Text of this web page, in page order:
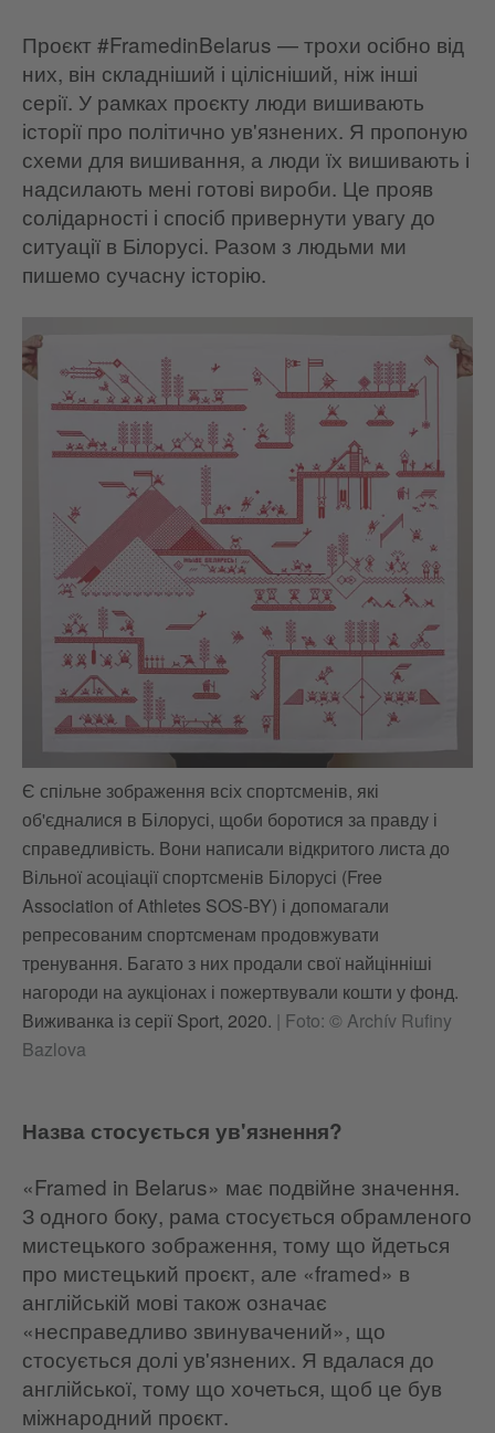
Проєкт #FramedinBelarus — трохи осібно від
них, він складніший і цілісніший, ніж інші
серії. У рамках проєкту люди вишивають
історії про політично ув'язнених. Я пропоную
схеми для вишивання, а люди їх вишивають і
надсилають мені готові вироби. Це прояв
солідарності і спосіб привернути увагу до
ситуації в Білорусі. Разом з людьми ми
пишемо сучасну історію.
Є спільне зображення всіх спортсменів, які
об'єдналися в Білорусі, щоби боротися за правду і
справедливість. Вони написали відкритого листа до
Вільної асоціації спортсменів Білорусі (Free
Association of Athletes SOS-BY) і допомагали
репресованим спортсменам продовжувати
тренування. Багато з них продали свої найцінніші
нагороди на аукціонах і пожертвували кошти у фонд.
Виживанка із серії Sport, 2020. | Foto: © Archív Rufiny
Bazlova
Назва стосується ув'язнення?
«Framed in Belarus» має подвійне значення.
З одного боку, рама стосується обрамленого
мистецького зображення, тому що йдеться
про мистецький проєкт, але «framed» в
англійській мові також означає
«несправедливо звинувачений», що
стосується долі ув'язнених. Я вдалася до
англійської, тому що хочеться, щоб це був
міжнародний проєкт.